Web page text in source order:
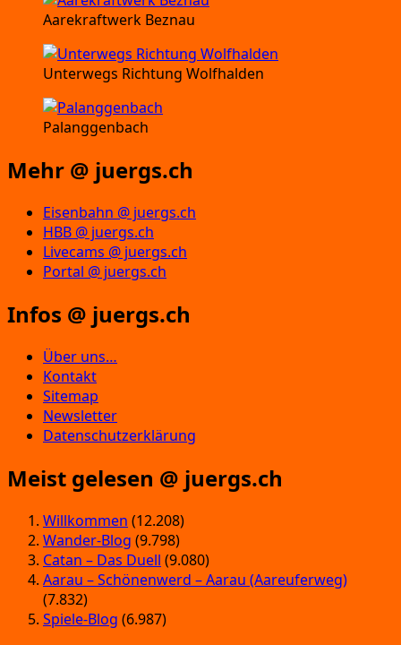
Aarekraftwerk Beznau
Unterwegs Richtung Wolfhalden
Palanggenbach
Mehr @ juergs.ch
Eisenbahn @ juergs.ch
HBB @ juergs.ch
Livecams @ juergs.ch
Portal @ juergs.ch
Infos @ juergs.ch
Über uns…
Kontakt
Sitemap
Newsletter
Datenschutzerklärung
Meist gelesen @ juergs.ch
Willkommen (12.208)
Wander-Blog (9.798)
Catan – Das Duell (9.080)
Aarau – Schönenwerd – Aarau (Aareuferweg)
(7.832)
Spiele-Blog (6.987)